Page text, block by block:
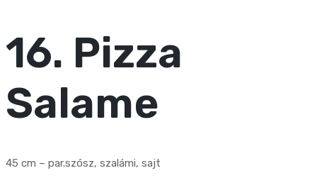
16. Pizza
Salame
45 cm – par.szósz, szalámi, sajt